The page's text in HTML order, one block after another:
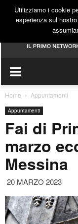
Home Appuntamenti
Appuntamenti
Fai di
marzo
Messina
20 MARZO 2023
Utilizziamo i cookie
esperienza sul